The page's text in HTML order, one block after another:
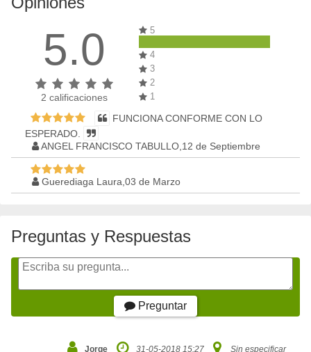
5.0
2 calificaciones
5
4
3
2
1
FUNCIONA CONFORME CON LO
ESPERADO.
ANGEL FRANCISCO TABULLO,12 de Septiembre
Guerediaga Laura,03 de Marzo
Preguntas y Respuestas
Preguntar
Jorge 31-05-2018 15:27 Sin especificar